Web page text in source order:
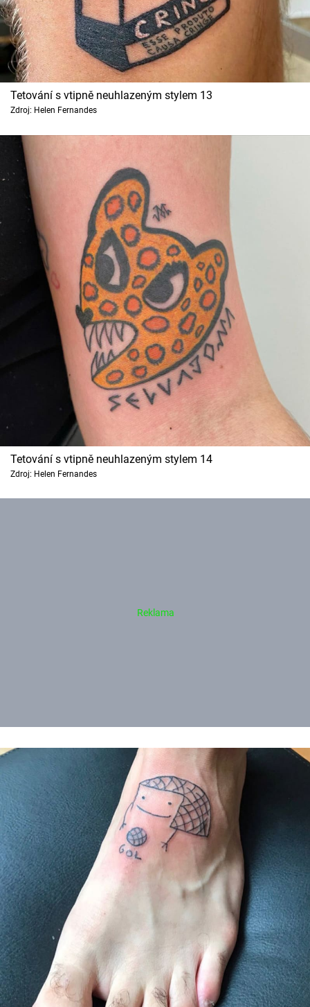
Tetování s vtipně neuhlazeným stylem 13
Zdroj: Helen Fernandes
Tetování s vtipně neuhlazeným stylem 14
Zdroj: Helen Fernandes